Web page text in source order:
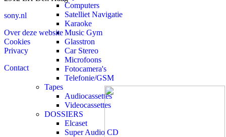
sony.nl
Over deze website
Cookies
Privacy
Contact
Computers
Satelliet Navigatie
Karaoke
Music Gym
Glasstron
Car Stereo
Microfoons
Fotocamera's
Telefonie/GSM
Tapes
Audiocassettes
Videocassettes
DOSSIERS
Elcaset
Super Audio CD